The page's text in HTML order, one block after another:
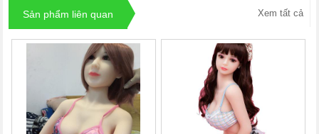
Sản phẩm liên quan Xem tất cả